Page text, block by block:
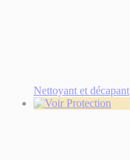
Nettoyant et décapant